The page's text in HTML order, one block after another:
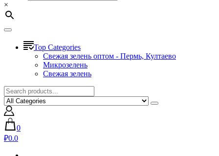
×
Top Categories
Свежая зелень оптом - Пермь, Култаево
Микрозелень
Свежая зелень
0
₽0.0